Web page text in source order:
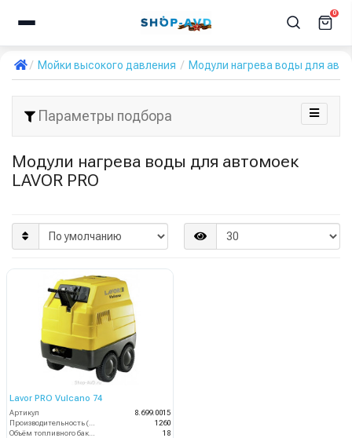
0
Мойки высокого давления Модули нагрева воды для
Параметры подбора
Модули нагрева воды для автомоек
LAVOR PRO
Lavor PRO Vulcano 74
Артикул
8.699.0015
1260
18